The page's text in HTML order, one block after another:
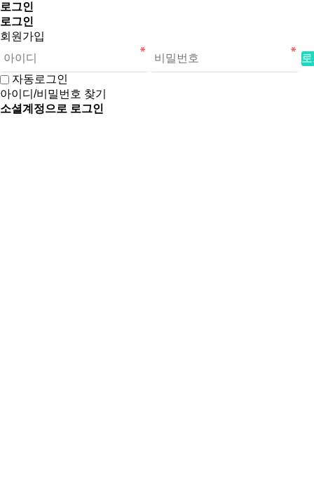
로그인
로그인
회원가입
자동로그인
아이디/비밀번호 찾기
소셜계정으로 로그인